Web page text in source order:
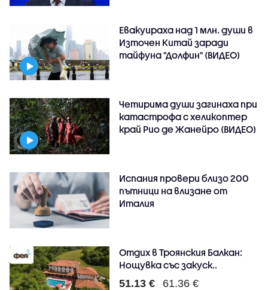
Евакуираха над 1 млн. души в
Източен Китай заради
тайфуна "Долфин" (ВИДЕО)
Четирима души загинаха при
катастрофа с хеликоптер
край Рио де Жанейро (ВИДЕО)
Испания провери близо 200
пътници на влизане от
Италия
Отдих в Троянския Балкан:
Нощувка със закуск..
51.13 € 61.36 €